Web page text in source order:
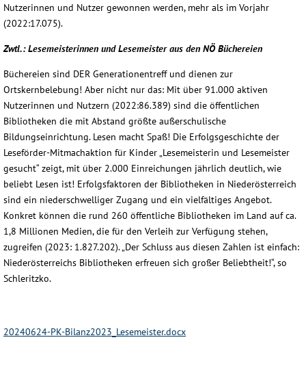
20240624-PK-Bilanz2023_Lesemeister.docx
Nutzerinnen und Nutzer gewonnen werden, mehr als im Vorjahr
(2022:17.075).
Zwtl.: Lesemeisterinnen und Lesemeister aus den NÖ Büchereien
Büchereien sind DER Generationentreff und dienen zur
Ortskernbelebung! Aber nicht nur das: Mit über 91.000 aktiven
Nutzerinnen und Nutzern (2022:86.389) sind die öffentlichen
Bibliotheken die mit Abstand größte außerschulische
Bildungseinrichtung. Lesen macht Spaß! Die Erfolgsgeschichte der
Leseförder-Mitmachaktion für Kinder „Lesemeisterin und Lesemeister
gesucht“ zeigt, mit über 2.000 Einreichungen jährlich deutlich, wie
beliebt Lesen ist! Erfolgsfaktoren der Bibliotheken in Niederösterreich
sind ein niederschwelliger Zugang und ein vielfältiges Angebot.
Konkret können die rund 260 öffentliche Bibliotheken im Land auf ca.
1,8 Millionen Medien, die für den Verleih zur Verfügung stehen,
zugreifen (2023: 1.827.202). „Der Schluss aus diesen Zahlen ist einfach:
Niederösterreichs Bibliotheken erfreuen sich großer Beliebtheit!“, so
Schleritzko.